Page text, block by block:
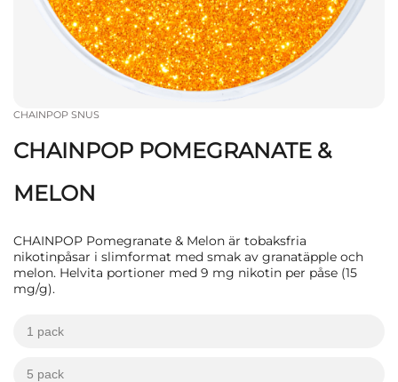
CHAINPOP SNUS
CHAINPOP POMEGRANATE &
MELON
CHAINPOP Pomegranate & Melon är tobaksfria
nikotinpåsar i slimformat med smak av granatäpple och
melon. Helvita portioner med 9 mg nikotin per påse (15
mg/g).
1 pack
5 pack